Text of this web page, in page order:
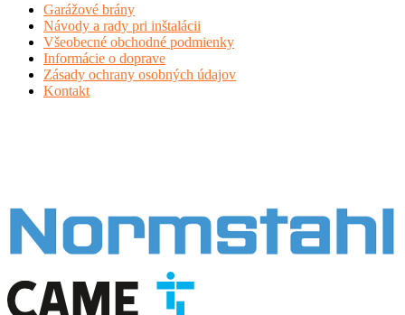
Garážové brány
Návody a rady pri inštalácii
Všeobecné obchodné podmienky
Informácie o doprave
Zásady ochrany osobných údajov
Kontakt